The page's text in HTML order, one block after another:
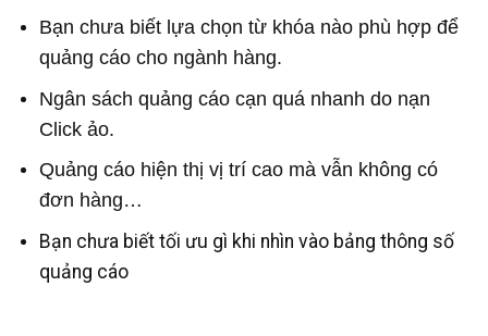
Bạn chưa biết lựa chọn từ khóa nào phù hợp để
quảng cáo cho ngành hàng.
Ngân sách quảng cáo cạn quá nhanh do nạn
Click ảo.
Quảng cáo hiện thị vị trí cao mà vẫn không có
đơn hàng…
Bạn chưa biết tối ưu gì khi nhìn vào bảng thông số
quảng cáo